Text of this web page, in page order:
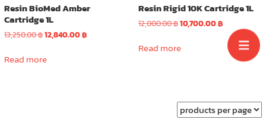
Resin BioMed Amber
Cartridge 1L
13,250.00฿Original
was:
12,840.00฿Current
Read more
Resin Rigid 10K Cartridge 1L
12,000.00฿Original
was:
10,700.00฿Current
price
is:
10,700.00 ฿.
Read more